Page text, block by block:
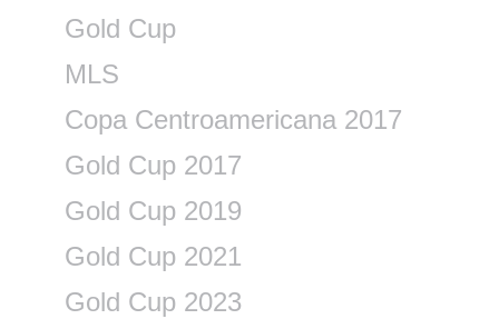
Gold Cup
MLS
Copa Centroamericana 2017
Gold Cup 2017
Gold Cup 2019
Gold Cup 2021
Gold Cup 2023